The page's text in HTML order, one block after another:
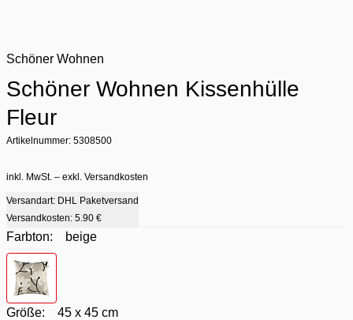
Schöner Wohnen
Schöner Wohnen Kissenhülle
Fleur
Artikelnummer: 5308500
inkl. MwSt. – exkl. Versandkosten
Versandart: DHL Paketversand
Versandkosten: 5.90 €
Farbton:
beige
Farbton
Größe: 45 x 45 cm